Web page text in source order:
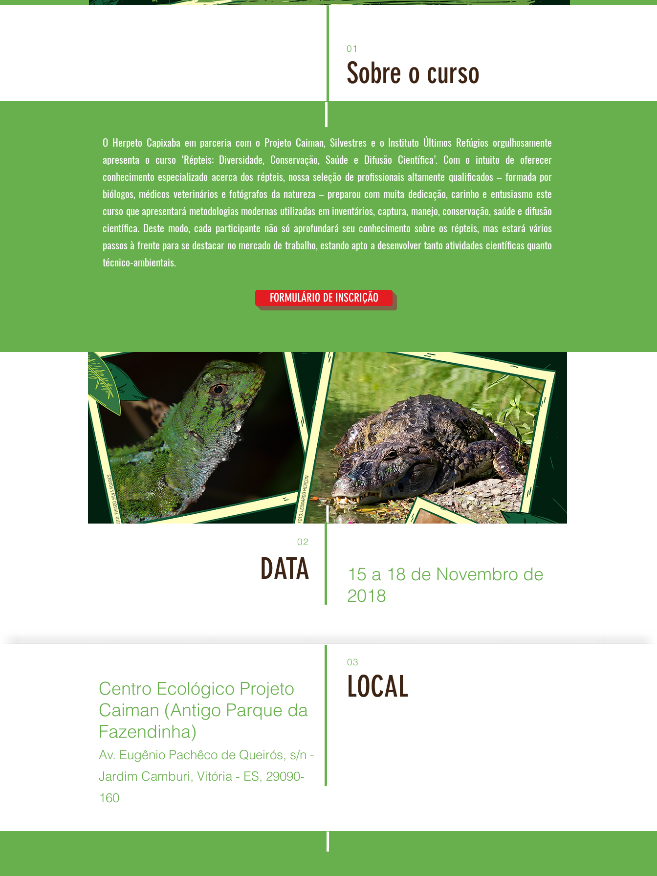
01
Sobre o curso
O Herpeto Capixaba em parceria com o Projeto Caiman, Silvestres e o Instituto Últimos Refúgios orgulhosamente
apresenta o curso ‘Répteis: Diversidade, Conservação, Saúde e Difusão Científica’. Com o intuito de oferecer
conhecimento especializado acerca dos répteis, nossa seleção de profissionais altamente qualificados – formada por
biólogos, médicos veterinários e fotógrafos da natureza – preparou com muita dedicação, carinho e entusiasmo este
curso que apresentará metodologias modernas utilizadas em inventários, captura, manejo, conservação, saúde e difusão
científica. Deste modo, cada participante não só aprofundará seu conhecimento sobre os répteis, mas estará vários
passos à frente para se destacar no mercado de trabalho, estando apto a desenvolver tanto atividades científicas quanto
técnico-ambientais.
FORMULÁRIO DE INSCRIÇÃO
02
15 a 18 de Novembro de
2018
DATA
03
LOCAL
Centro Ecológico Projeto
Caiman (Antigo Parque da
Fazendinha)
Av. Eugênio Pachêco de Queirós, s/n -
Jardim Camburi, Vitória - ES, 29090-
160